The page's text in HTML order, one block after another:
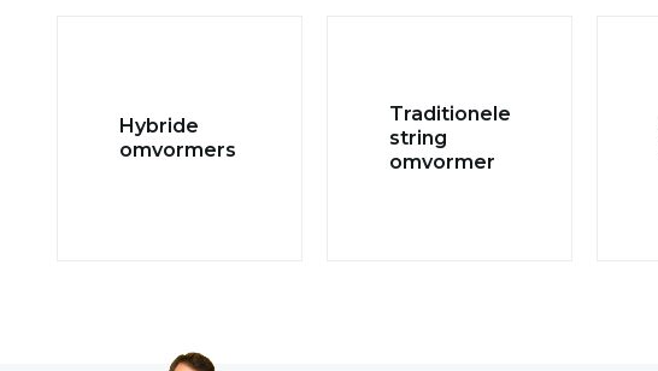
Hybride
omvormers
Traditionele
string
omvormer